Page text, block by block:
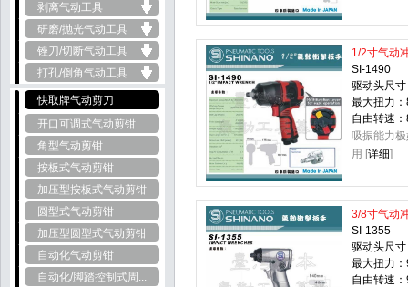
剥离气动工具
研磨/抛光气动工具
锉刀/切断气动工具
打孔/倒角气动工具
快取牌气动剪刀
开口可调式气动剪钳
角型气动剪钳
按板式气动剪钳
加压型按板式气动剪钳
圆型式气动剪钳
加压型圆型式气动剪钳
自动化气动剪钳
自动化/脚踏控制式周...
1/2寸气动
SI-1490
驱动头尺
最大扭力
自由转速
吸振能力
用 [详细]
3/8寸气动
SI-1355
驱动头尺
最大扭力
自由转速